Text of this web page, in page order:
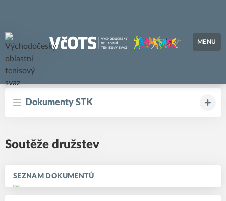
Východočeský oblastní tenisový svaz
MENU
Dokumenty STK
Soutěže družstev
SEZNAM DOKUMENTŮ